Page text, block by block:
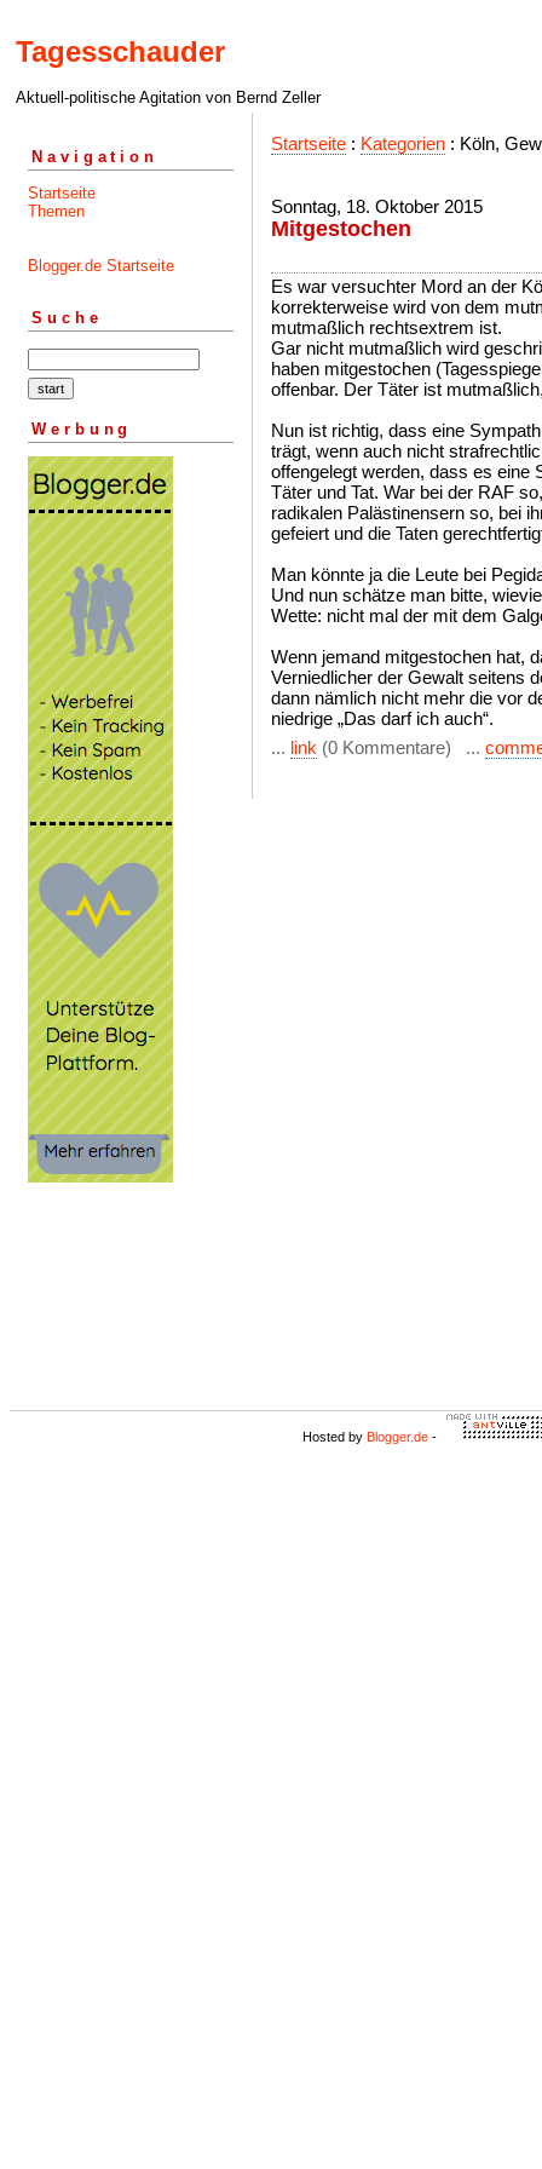
Tagesschauder
Aktuell-politische Agitation von Bernd Zeller
Navigation
Startseite
Themen
Blogger.de Startseite
Suche
Werbung
Startseite : Kategorien : Köln,
Sonntag, 18. Oktober 2015
Mitgestochen
Es war versuchter Mord an der
korrekterweise wird von dem
mutmaßlich rechtsextrem ist.
Gar nicht mutmaßlich wird
haben mitgestochen
offenbar. Der Täter ist
Nun ist richtig, dass eine
trägt, wenn auch nicht
offengelegt werden, dass es eine
Täter und Tat. War bei der RAF
radikalen Palästinensern so, bei
gefeiert und die Taten
Man könnte ja die Leute bei
Und nun schätze man bitte,
Wette: nicht mal der mit dem
Wenn jemand mitgestochen hat,
Verniedlicher der Gewalt seitens
dann nämlich nicht mehr die vor
niedrige „Das darf ich auch“.
... link (0 Kommentare) ...
Hosted by Blogger.de -